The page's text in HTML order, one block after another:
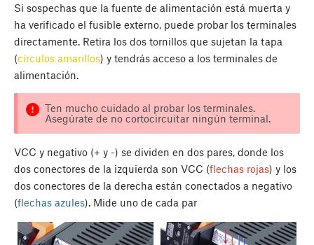
Si sospechas que la fuente de alimentación está muerta y
ha verificado el fusible externo, puede probar los terminales
directamente. Retira los dos tornillos que sujetan la tapa
(círculos amarillos) y tendrás acceso a los terminales de
alimentación.
Ten mucho cuidado al probar los terminales.
Asegúrate de no cortocircuitar ningún terminal.
VCC y negativo (+ y -) se dividen en dos pares, donde los
dos conectores de la izquierda son VCC (flechas rojas) y los
dos conectores de la derecha están conectados a negativo
(flechas azules). Mide uno de cada par